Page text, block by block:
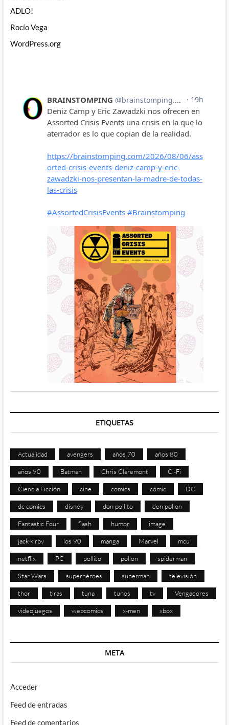
ADLO!
Rocío Vega
WordPress.org
ETIQUETAS
Actualidad avengers años 70 años 80
años 90 Batman Chris Claremont Ci-Fi
Ciencia Ficción cine comics cómic DC
dc comics disney don pollito don pollon
Fantastic Four flash humor image
jack kirby los 90 manga Marvel mcu
netflix PC pollito pollon spiderman
Star Wars superhéroes superman televisión
thor tiras tuna tunos tv Vengadores
videojuegos webcomics x-men xbox
META
Acceder
Feed de entradas
Feed de comentarios